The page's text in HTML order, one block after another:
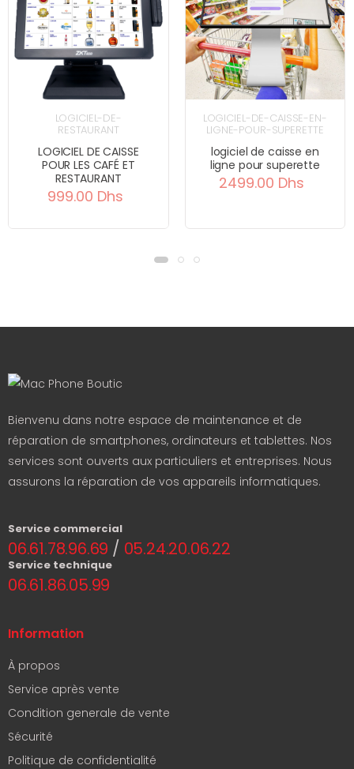
LOGICIEL-DE-
RESTAURANT
LOGICIEL DE CAISSE
POUR LES CAFÉ ET
RESTAURANT
999.00 Dhs
LOGICIEL-DE-CAISSE-EN-
LIGNE-POUR-SUPERETTE
logiciel de caisse en
ligne pour superette
2499.00 Dhs
Bienvenu dans notre espace de maintenance et de
réparation de smartphones, ordinateurs et tablettes. Nos
services sont ouverts aux particuliers et entreprises. Nous
assurons la réparation de vos appareils informatiques.
Service commercial
06.61.78.96.69 / 05.24.20.06.22
Service technique
06.61.86.05.99
Information
À propos
Service après vente
Condition generale de vente
Sécurité
Politique de confidentialité